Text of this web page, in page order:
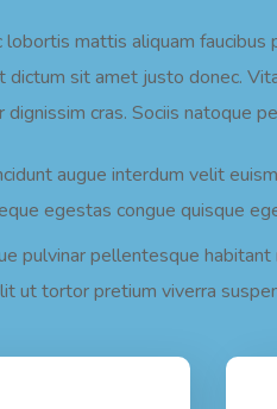
lobortis mattis aliquam
dictum sit amet justo donec.
dignissim cras. Sociis natoque
augue interdum velit
egestas congue quisque
pulvinar pellentesque
ut tortor pretium viverra